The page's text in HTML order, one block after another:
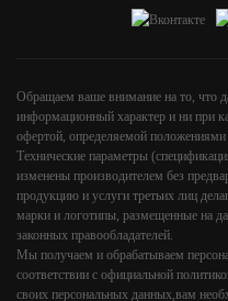
Обращаем ваше внимание на то, что
информационный характер и ни при
офертой, определяемой
Технические параметры
изменены производителем без
продукцию и услуги третьих лиц
марки и логотипы, размещенные на
законных правообладателей.
Мы получаем и обрабатываем
соответствии с официальной
своих персональных данных,вам